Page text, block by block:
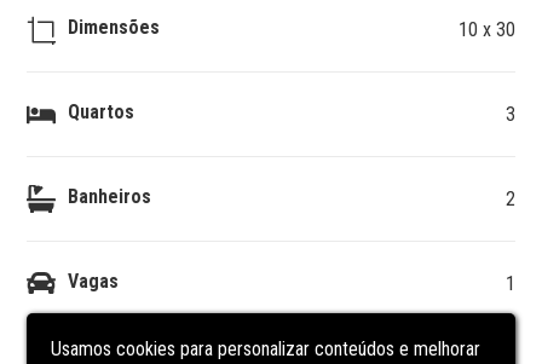
Dimensões 10 x 30
Quartos 3
Banheiros 2
Vagas 1
DESCRIÇÃODO IMÓVEL
Usamos cookies para personalizar conteúdos e melhorar